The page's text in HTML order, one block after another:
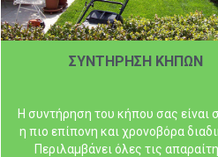
ΣΥΝΤΗΡΗΣΗ ΚΗΠΩΝ
Η συντήρηση του κήπου σας
η πιο επίπονη και χρονοβόρα
Περιλαμβάνει όλες τις